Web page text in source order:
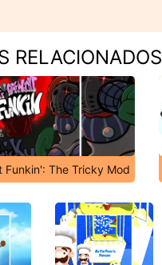
RELACIONADOS
Funkin': The Tricky Mod